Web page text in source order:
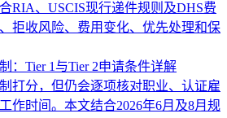
RIA、USCIS现行递件规则及DHS费
拒收风险、费用变化、优先处理和保
：Tier 1与Tier 2申请条件详解
打分，但仍会逐项核对职业、认证雇
作时间。本文结合2026年6月及8月规